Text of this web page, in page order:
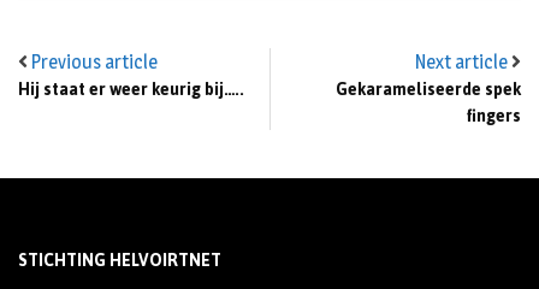
Previous article
Hij staat er weer keurig bij…..
Next article
Gekarameliseerde spek
fingers
STICHTING HELVOIRTNET